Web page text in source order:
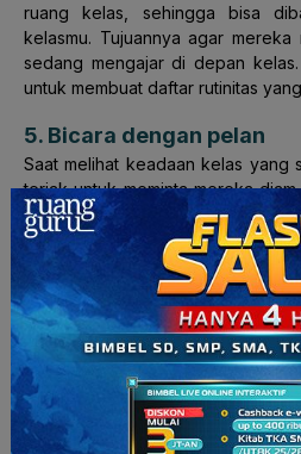
ruang kelas, sehingga bisa
kelasmu. Tujuannya agar mereka
sedang mengajar di depan
untuk membuat daftar rutinitas
5. Bicara dengan pelan
Saat melihat keadaan kelas yang
teriak untuk meminta mereka
pelan bahkan cenderung
dengan apa yang kamu ucapkan
untuk diam.
6. Sediakan Zen Zone
Gabungkan kertas bertuliskan
siswa dalam satu toples
Zen Zone.Siapapun bisa
dirasakan di kelas. Agar
tenang, dan dapat fokus